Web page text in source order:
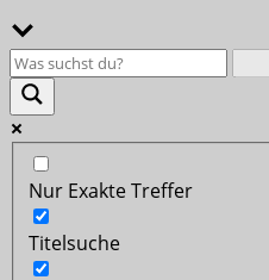
Nur Exakte Treffer
Titelsuche